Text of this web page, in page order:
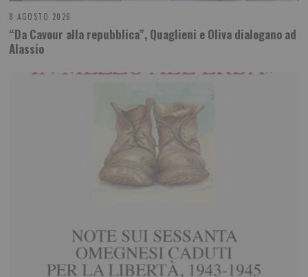
8 AGOSTO 2026
“Da Cavour alla repubblica”, Quaglieni e Oliva dialogano ad
Alassio